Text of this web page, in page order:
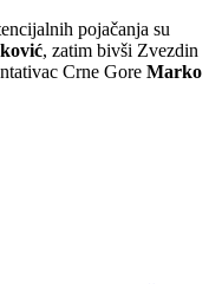
pojačanja su
, zatim bivši Zvezdin
Crne Gore Marko